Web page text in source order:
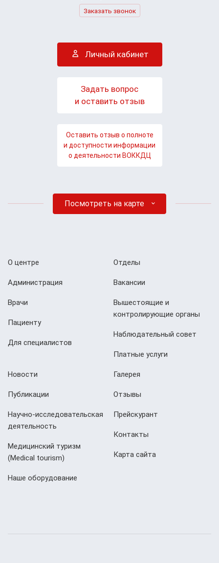
Заказать звонок
Личный кабинет
Задать вопрос
и оставить отзыв
Оставить отзыв о полноте
и доступности информации
о деятельности ВОККДЦ
Посмотреть на карте
О центре
Администрация
Врачи
Пациенту
Для специалистов
Отделы
Вакансии
Вышестоящие и
контролирующие органы
Наблюдательный совет
Платные услуги
Новости
Публикации
Научно-исследовательская
деятельность
Медицинский туризм
(Мedical tourism)
Наше оборудование
Галерея
Отзывы
Прейскурант
Контакты
Карта сайта